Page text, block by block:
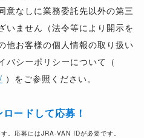
意なしに業務委託先以外の第三
いません（法令等により開示を
他お客様の個人情報の取り扱い
バシーポリシーについて（
）をご参照ください。
ードして応募！
。応募にはJRA-VAN IDが必要です。